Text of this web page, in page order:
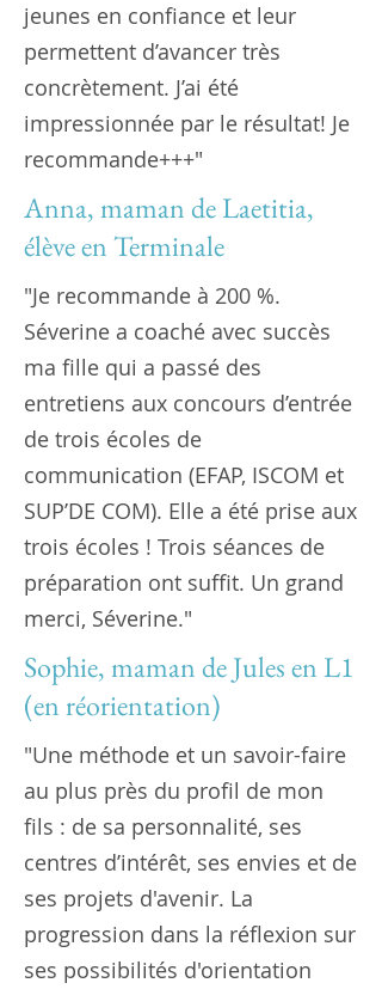
jeunes en confiance et leur
permettent d’avancer très
concrètement. J’ai été
impressionnée par le résultat! Je
recommande+++"
Anna, maman de Laetitia,
élève en Terminale
"Je recommande à 200 %.
Séverine a coaché avec succès
ma fille qui a passé des
entretiens aux concours d’entrée
de trois écoles de
communication (EFAP, ISCOM et
SUP’DE COM). Elle a été prise aux
trois écoles ! Trois séances de
préparation ont suffit. Un grand
merci, Séverine."
Sophie, maman de Jules en L1
(en réorientation)
"Une méthode et un savoir-faire
au plus près du profil de mon
fils : de sa personnalité, ses
centres d’intérêt, ses envies et de
ses projets d'avenir. La
progression dans la réflexion sur
ses possibilités d'orientation